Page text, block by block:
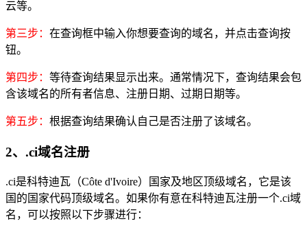
云等。
第三步： 在查询框中输入你想要查询的域名，并点击查询按
钮。
第四步： 等待查询结果显示出来。通常情况下，查询结果会包
含该域名的所有者信息、注册日期、过期日期等。
第五步： 根据查询结果确认自己是否注册了该域名。
2、.ci域名注册
.ci是科特迪瓦（Côte d'Ivoire）国家及地区顶级域名，它是该
国的国家代码顶级域名。如果你有意在科特迪瓦注册一个.ci域
名，可以按照以下步骤进行：